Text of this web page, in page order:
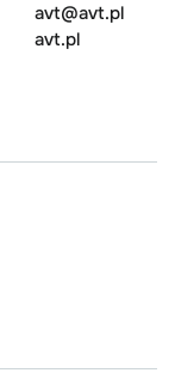
avt@avt.pl
avt.pl